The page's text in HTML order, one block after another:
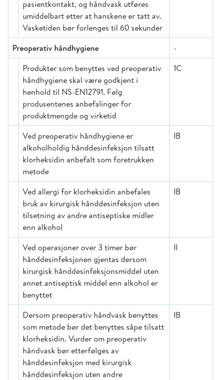
pasientkontakt, og håndvask utføres
umiddelbart etter at hanskene er tatt av.
Vasketiden bør forlenges til 60 sekunder
Preoperativ håndhygiene
-
Produkter som benyttes ved preoperativ
håndhygiene skal være godkjent i
henhold til NS-EN12791. Følg
produsentenes anbefalinger for
produktmengde og virketid
1C
Ved preoperativ håndhygiene er
alkoholholdig hånddesinfeksjon tilsatt
klorheksidin anbefalt som foretrukken
metode
IB
Ved allergi for klorheksidin anbefales
bruk av kirurgisk hånddesinfeksjon uten
tilsetning av andre antiseptiske midler
enn alkohol
IB
Ved operasjoner over 3 timer bør
hånddesinfeksjonen gjentas dersom
kirurgisk hånddesinfeksjonsmiddel uten
annet antiseptisk middel enn alkohol er
benyttet
II
Dersom preoperativ håndvask benyttes
som metode bør det benyttes såpe tilsatt
klorheksidin. Vurder om preoperativ
håndvask bør etterfølges av
hånddesinfeksjon med kirurgisk
hånddesinfeksjon uten andre
IB